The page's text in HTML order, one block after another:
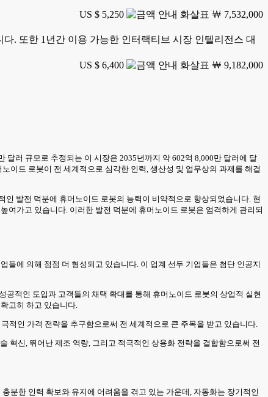
US $ 5,250
￦ 7,532,000
. 또한 1년간 이용 가능한 인터랙티브 시장 인텔리전스 대
US $ 6,400
￦ 9,182,000
러 규모로 추정되는 이 시장은 2035년까지 약 602억 8,000만 달러에 달
이드 로봇이 전 세계적으로 심각한 인력, 생산성 및 업무상의 과제를 해결
발전 덕분에 휴머노이드 로봇의 능력이 비약적으로 향상되었습니다. 현
여가고 있습니다. 이러한 발전 덕분에 휴머노이드 로봇은 엄격하게 관리되
에 의해 점점 더 형성되고 있습니다. 이 업계 선두 기업들은 첨단 인공지
적인 도입과 고객들의 채택 확대를 통해 휴머노이드 로봇의 상업적 실현
고히 하고 있습니다.
적인 가격 전략을 추구함으로써 전 세계적으로 큰 주목을 받고 있습니다.
혁신, 뛰어난 제조 역량, 그리고 적극적인 상용화 전략을 결합함으로써 전
분한 인력 확보와 유지에 어려움을 겪고 있는 가운데, 자동화는 장기적인